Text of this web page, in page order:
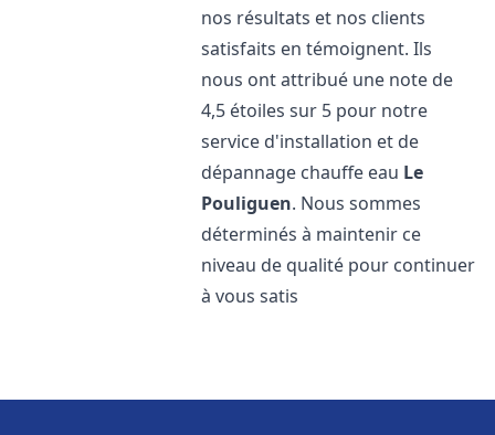
nos résultats et nos clients
satisfaits en témoignent. Ils
nous ont attribué une note de
4,5 étoiles sur 5 pour notre
service d'installation et de
dépannage chauffe eau Le
Pouliguen. Nous sommes
déterminés à maintenir ce
niveau de qualité pour continuer
à vous satis